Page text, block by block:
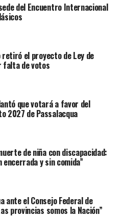
del Encuentro Internacional
retiró el proyecto de Ley de
falta de votos
que votará a favor del
2027 de Passalacqua
de niña con discapacidad:
encerrada y sin comida”
ante el Consejo Federal de
provincias somos la Nación”